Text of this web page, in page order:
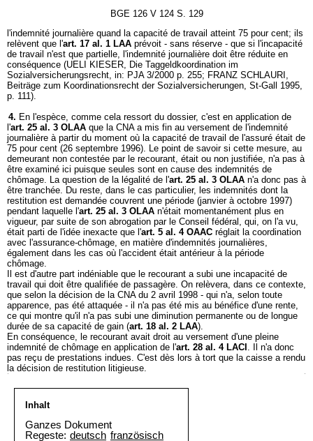
BGE 126 V 124 S. 129
l'indemnité journalière quand la capacité de travail atteint 75 pour cent; ils
relèvent que l'art. 17 al. 1 LAA prévoit - sans réserve - que si l'incapacité
de travail n'est que partielle, l'indemnité journalière doit être réduite en
conséquence (UELI KIESER, Die Taggeldkoordination im
Sozialversicherungsrecht, in: PJA 3/2000 p. 255; FRANZ SCHLAURI,
Beiträge zum Koordinationsrecht der Sozialversicherungen, St-Gall 1995,
p. 111).
4. En l'espèce, comme cela ressort du dossier, c'est en application de
l'art. 25 al. 3 OLAA que la CNA a mis fin au versement de l'indemnité
journalière à partir du moment où la capacité de travail de l'assuré était de
75 pour cent (26 septembre 1996). Le point de savoir si cette mesure, au
demeurant non contestée par le recourant, était ou non justifiée, n'a pas à
être examiné ici puisque seules sont en cause des indemnités de
chômage. La question de la légalité de l'art. 25 al. 3 OLAA n'a donc pas à
être tranchée. Du reste, dans le cas particulier, les indemnités dont la
restitution est demandée couvrent une période (janvier à octobre 1997)
pendant laquelle l'art. 25 al. 3 OLAA n'était momentanément plus en
vigueur, par suite de son abrogation par le Conseil fédéral, qui, on l'a vu,
était parti de l'idée inexacte que l'art. 5 al. 4 OAAC réglait la coordination
avec l'assurance-chômage, en matière d'indemnités journalières,
également dans les cas où l'accident était antérieur à la période
chômage.
Il est d'autre part indéniable que le recourant a subi une incapacité de
travail qui doit être qualifiée de passagère. On relèvera, dans ce contexte,
que selon la décision de la CNA du 2 avril 1998 - qui n'a, selon toute
apparence, pas été attaquée - il n'a pas été mis au bénéfice d'une rente,
ce qui montre qu'il n'a pas subi une diminution permanente ou de longue
durée de sa capacité de gain (art. 18 al. 2 LAA).
En conséquence, le recourant avait droit au versement d'une pleine
indemnité de chômage en application de l'art. 28 al. 4 LACI . Il n'a donc
pas reçu de prestations indues. C'est dès lors à tort que la caisse a rendu
la décision de restitution litigieuse.
Inhalt
Ganzes Dokument
Regeste: deutsch französisch